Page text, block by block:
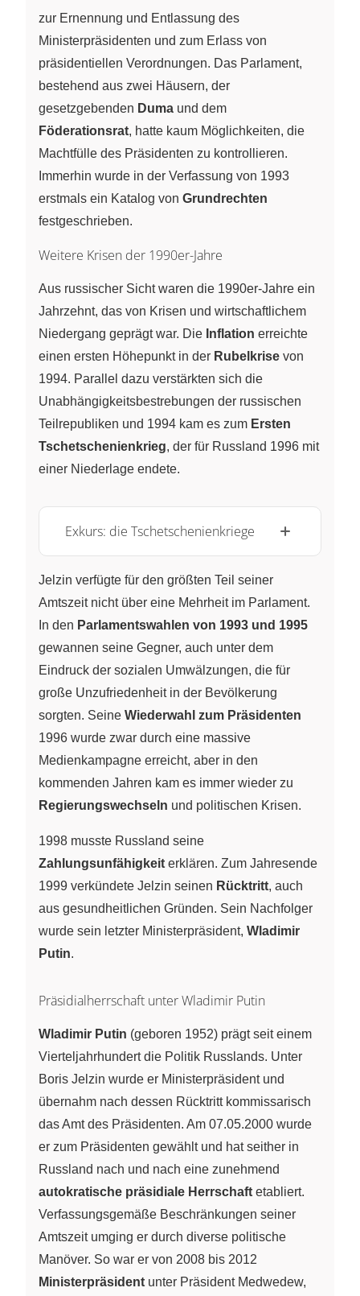
zur Ernennung und Entlassung des
Ministerpräsidenten und zum Erlass von
präsidentiellen Verordnungen. Das Parlament,
bestehend aus zwei Häusern, der
gesetzgebenden Duma und dem
Föderationsrat, hatte kaum Möglichkeiten, die
Machtfülle des Präsidenten zu kontrollieren.
Immerhin wurde in der Verfassung von 1993
erstmals ein Katalog von Grundrechten
festgeschrieben.
Weitere Krisen der 1990er-Jahre
Aus russischer Sicht waren die 1990er-Jahre ein
Jahrzehnt, das von Krisen und wirtschaftlichem
Niedergang geprägt war. Die Inflation erreichte
einen ersten Höhepunkt in der Rubelkrise von
1994. Parallel dazu verstärkten sich die
Unabhängigkeitsbestrebungen der russischen
Teilrepubliken und 1994 kam es zum Ersten
Tschetschenienkrieg, der für Russland 1996 mit
einer Niederlage endete.
Exkurs: die Tschetschenienkriege
Jelzin verfügte für den größten Teil seiner
Amtszeit nicht über eine Mehrheit im Parlament.
In den Parlamentswahlen von 1993 und 1995
gewannen seine Gegner, auch unter dem
Eindruck der sozialen Umwälzungen, die für
große Unzufriedenheit in der Bevölkerung
sorgten. Seine Wiederwahl zum Präsidenten
1996 wurde zwar durch eine massive
Medienkampagne erreicht, aber in den
kommenden Jahren kam es immer wieder zu
Regierungswechseln und politischen Krisen.
1998 musste Russland seine
Zahlungsunfähigkeit erklären. Zum Jahresende
1999 verkündete Jelzin seinen Rücktritt, auch
aus gesundheitlichen Gründen. Sein Nachfolger
wurde sein letzter Ministerpräsident, Wladimir
Putin.
Präsidialherrschaft unter Wladimir Putin
Wladimir Putin (geboren 1952) prägt seit einem
Vierteljahrhundert die Politik Russlands. Unter
Boris Jelzin wurde er Ministerpräsident und
übernahm nach dessen Rücktritt kommissarisch
das Amt des Präsidenten. Am 07.05.2000 wurde
er zum Präsidenten gewählt und hat seither in
Russland nach und nach eine zunehmend
autokratische präsidiale Herrschaft etabliert.
Verfassungsgemäße Beschränkungen seiner
Amtszeit umging er durch diverse politische
Manöver. So war er von 2008 bis 2012
Ministerpräsident unter Präsident Medwedew,